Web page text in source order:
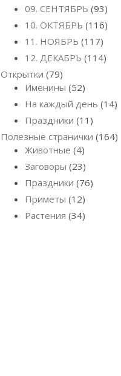
09. СЕНТЯБРЬ (93)
10. ОКТЯБРЬ (116)
11. НОЯБРЬ (117)
12. ДЕКАБРЬ (114)
Открытки (79)
Именины (52)
На каждый день (14)
Праздники (11)
Полезные странички (164)
Животные (4)
Заговоры (23)
Праздники (76)
Приметы (12)
Растения (34)